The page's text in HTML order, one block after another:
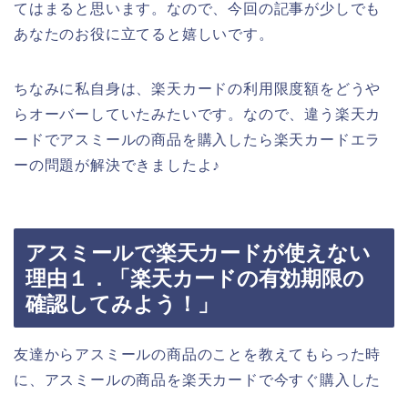
てはまると思います。なので、今回の記事が少しでも
あなたのお役に立てると嬉しいです。
ちなみに私自身は、楽天カードの利用限度額をどうや
らオーバーしていたみたいです。なので、違う楽天カ
ードでアスミールの商品を購入したら楽天カードエラ
ーの問題が解決できましたよ♪
アスミールで楽天カードが使えない
理由１．「楽天カードの有効期限の
確認してみよう！」
友達からアスミールの商品のことを教えてもらった時
に、アスミールの商品を楽天カードで今すぐ購入した